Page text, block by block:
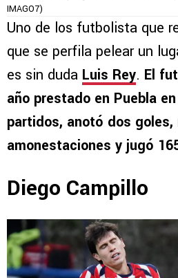
IMAGO7)
Uno de los futbolista que
que se perfila pelear un
es sin duda Luis Rey. El
año prestado en Puebla
partidos, anotó dos
amonestaciones y jugó
Diego Campillo